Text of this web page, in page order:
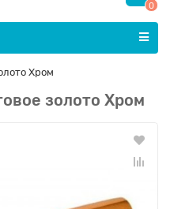
0
Хром
золото Хром